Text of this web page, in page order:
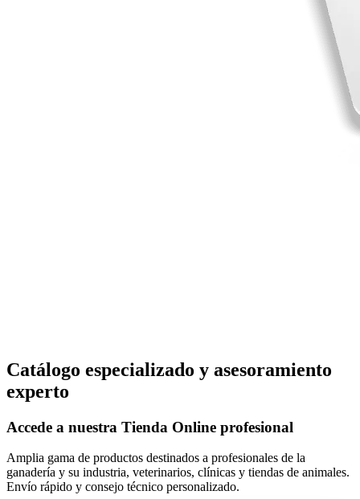
Catálogo especializado y asesoramiento
experto
Accede a nuestra Tienda Online profesional
Amplia gama de productos destinados a profesionales de la
ganadería y su industria, veterinarios, clínicas y tiendas de animales.
Envío rápido y consejo técnico personalizado.